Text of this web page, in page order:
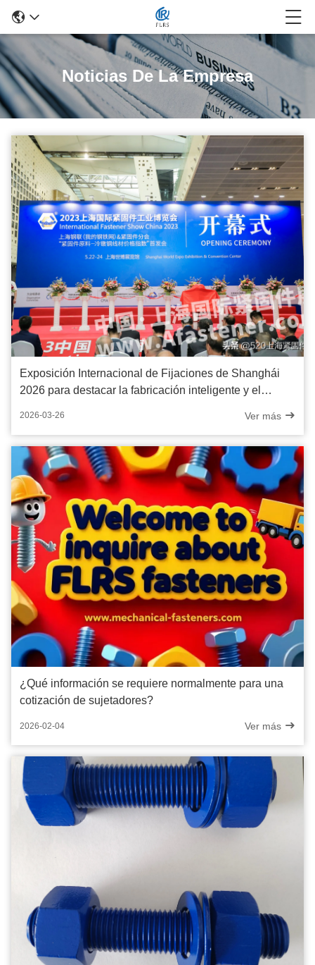
Noticias De La Empresa
Exposición Internacional de Fijaciones de Shanghái
2026 para destacar la fabricación inteligente y el
2026-03-26 Ver más
¿Qué información se requiere normalmente para una
cotización de sujetadores?
2026-02-04 Ver más